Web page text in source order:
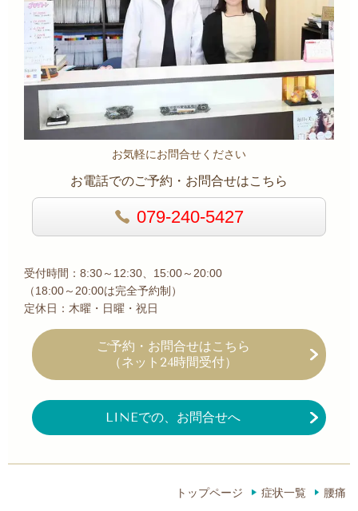
お気軽にお問合せください
お電話でのご予約・お問合せはこちら
079-240-5427
受付時間：8:30～12:30、15:00～20:00
（18:00～20:00は完全予約制）
定休日：木曜・日曜・祝日
ご予約・お問合せはこちら
（ネット24時間受付）
LINEでの、お問合せへ
トップページ 症状一覧 腰痛